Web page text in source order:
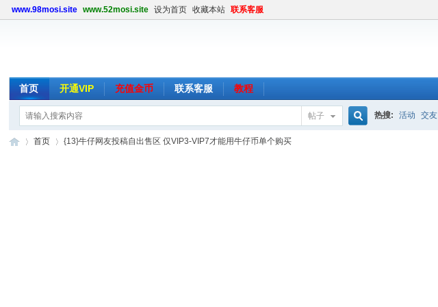
www.98mosi.site www.52mosi.site 设为首页 收藏本站 联系客服
首页 开通VIP 充值金币 联系客服 教程
帖子 热搜: 活动 交友
首页 {13}牛仔网友投稿自出售区 仅VIP3-VIP7才能用牛仔币单个购买